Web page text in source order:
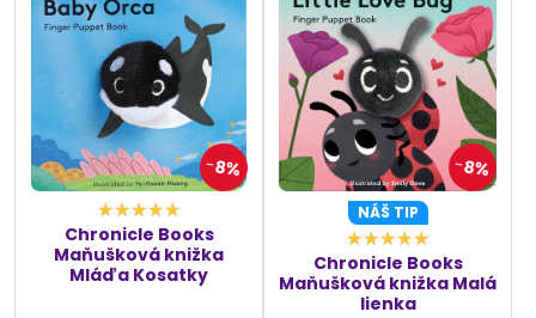
8%
Chronicle Books
Maňušková knižka
Mláďa Kosatky
8%
NÁŠ TIP
Chronicle Books
Maňušková knižka Malá
lienka